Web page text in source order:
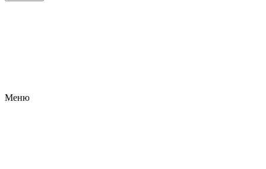
Меню